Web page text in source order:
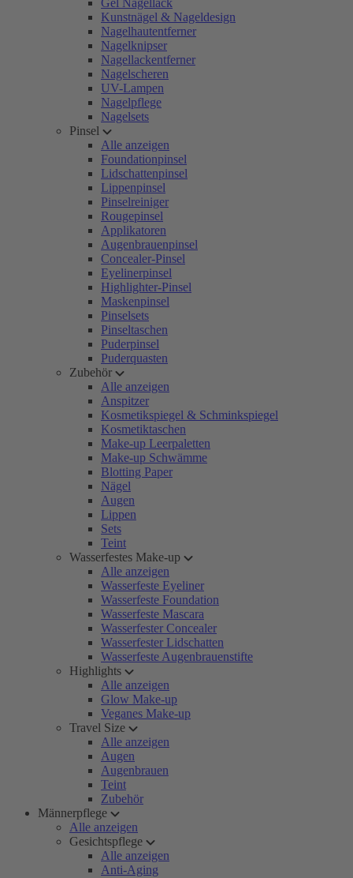
Gel Nagellack
Kunstnägel & Nageldesign
Nagelhautentferner
Nagelknipser
Nagellackentferner
Nagelscheren
UV-Lampen
Nagelpflege
Nagelsets
Pinsel
Alle anzeigen
Foundationpinsel
Lidschattenpinsel
Lippenpinsel
Pinselreiniger
Rougepinsel
Applikatoren
Augenbrauenpinsel
Concealer-Pinsel
Eyelinerpinsel
Highlighter-Pinsel
Maskenpinsel
Pinselsets
Pinseltaschen
Puderpinsel
Puderquasten
Zubehör
Alle anzeigen
Anspitzer
Kosmetikspiegel & Schminkspiegel
Kosmetiktaschen
Make-up Leerpaletten
Make-up Schwämme
Blotting Paper
Nägel
Augen
Lippen
Sets
Teint
Wasserfestes Make-up
Alle anzeigen
Wasserfeste Eyeliner
Wasserfeste Foundation
Wasserfeste Mascara
Wasserfester Concealer
Wasserfester Lidschatten
Wasserfeste Augenbrauenstifte
Highlights
Alle anzeigen
Glow Make-up
Veganes Make-up
Travel Size
Alle anzeigen
Augen
Augenbrauen
Teint
Zubehör
Männerpflege
Alle anzeigen
Gesichtspflege
Alle anzeigen
Anti-Aging